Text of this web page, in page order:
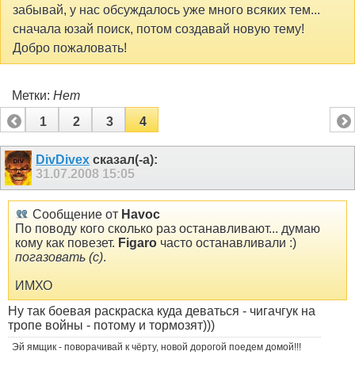
забывай, у нас обсуждалось уже много всяких тем...
сначала юзай поиск, потом создавай новую тему!
Добро пожаловать!
Метки: Нет
1
2 3 4
DivDivex сказал(-а):
31.07.2008 15:05
Сообщение от Havoc
По поводу кого сколько раз останавливают... думаю
кому как повезет. Figaro часто останавливали :)
погазовать (с).
ИМХО
Ну так боевая раскраска куда деваться - чигачгук на
тропе войны - потому и тормозят)))
Эй ямщик - поворачивай к чёрту, новой дорогой поедем домой!!!